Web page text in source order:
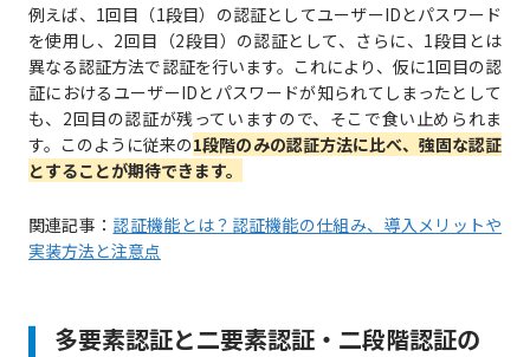
例えば、1回目（1段目）の認証としてユーザーIDとパスワード
を使用し、2回目（2段目）の認証として、さらに、1段目とは
異なる認証方法で認証を行います。これにより、仮に1回目の認
証におけるユーザーIDとパスワードが知られてしまったとして
も、2回目の認証が残っていますので、そこで食い止められま
す。このように従来の1段階のみの認証方法に比べ、強固な認証
とすることが期待できます。
関連記事： 認証機能とは？認証機能の仕組み、導入メリットや
実装方法と注意点
多要素認証と二要素認証・二段階認証の